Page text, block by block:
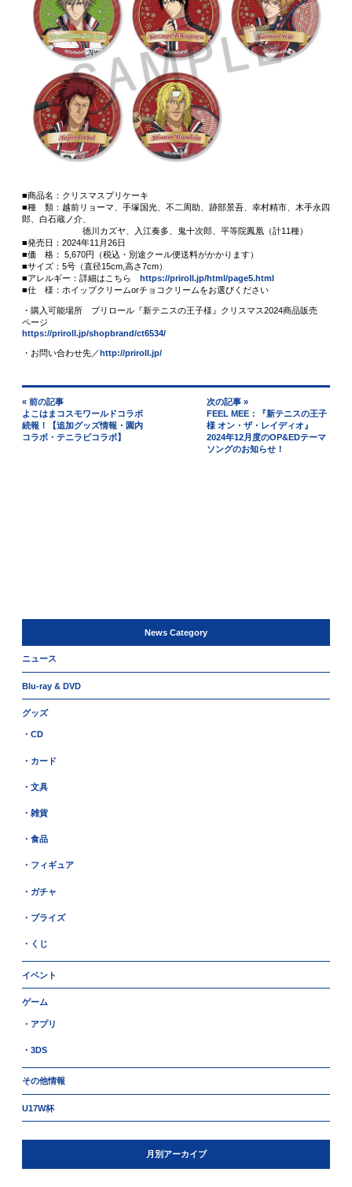
■商品名：クリスマスプリケーキ
■種 類：越前リョーマ、手塚国光、不二周助、跡部景吾、幸村精市、木手永四
郎、白石蔵ノ介、
徳川カズヤ、入江奏多、鬼十次郎、平等院鳳凰（計11種）
■発売日：2024年11月26日
■価 格： 5,670円（税込・別途クール便送料がかかります）
■サイズ：5号（直径15cm,高さ7cm）
■アレルギー：詳細はこちら https://priroll.jp/html/page5.html
■仕 様：ホイップクリームorチョコクリームをお選びください
・購入可能場所 プリロール『新テニスの王子様』クリスマス2024商品販売
ページ
https://priroll.jp/shopbrand/ct6534/
・お問い合わせ先／http://priroll.jp/
« 前の記事
よこはまコスモワールドコラボ
続報！【追加グッズ情報・園内
コラボ・テニラビコラボ】
次の記事 »
FEEL MEE：『新テニスの王子
様 オン・ザ・レイディオ』
2024年12月度のOP&EDテーマ
ソングのお知らせ！
News Category
ニュース
Blu-ray & DVD
グッズ
・CD
・カード
・文具
・雑貨
・食品
・フィギュア
・ガチャ
・プライズ
・くじ
イベント
ゲーム
・アプリ
・3DS
その他情報
U17W杯
月別アーカイブ